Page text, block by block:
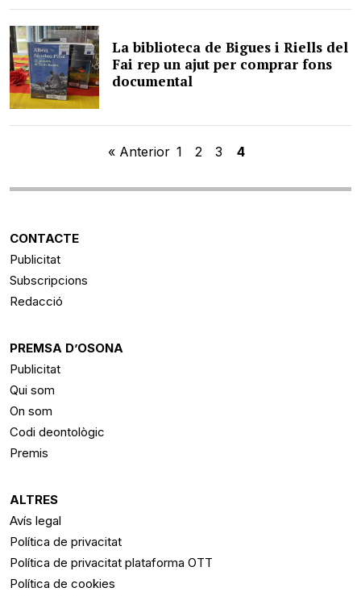
La biblioteca de Bigues i Riells del
Fai rep un ajut per comprar fons
documental
« Anterior 1 2 3 4
CONTACTE
Publicitat
Subscripcions
Redacció
PREMSA D’OSONA
Publicitat
Qui som
On som
Codi deontològic
Premis
ALTRES
Avís legal
Política de privacitat
Política de privacitat plataforma OTT
Política de cookies